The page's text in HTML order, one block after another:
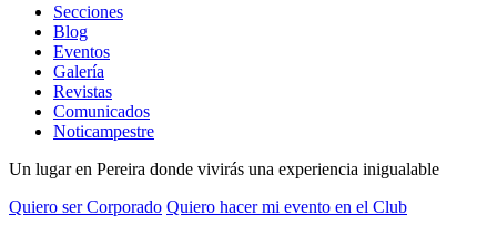
Secciones
Blog
Eventos
Galería
Revistas
Comunicados
Noticampestre
Un lugar en Pereira donde vivirás una experiencia inigualable
Quiero ser Corporado Quiero hacer mi evento en el Club